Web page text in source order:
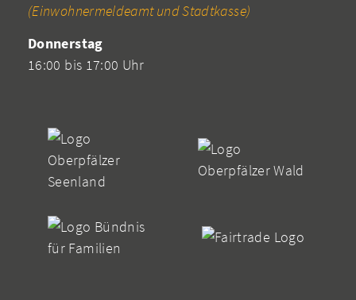
(Einwohnermeldeamt und Stadtkasse)
Donnerstag
16:00 bis 17:00 Uhr